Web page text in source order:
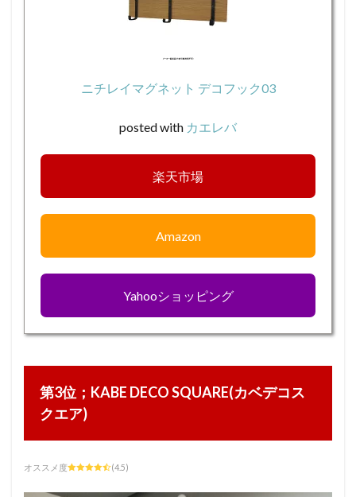
ニチレイマグネット デコフック03
posted with カエレバ
楽天市場
Amazon
Yahooショッピング
第3位；KABE DECO SQUARE(カベデコス
クエア)
オススメ度 (4.5)